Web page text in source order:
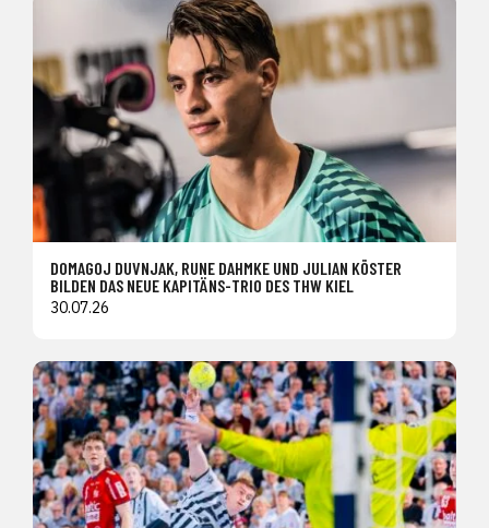
DOMAGOJ DUVNJAK, RUNE DAHMKE UND JULIAN KÖSTER
BILDEN DAS NEUE KAPITÄNS-TRIO DES THW KIEL
30.07.26